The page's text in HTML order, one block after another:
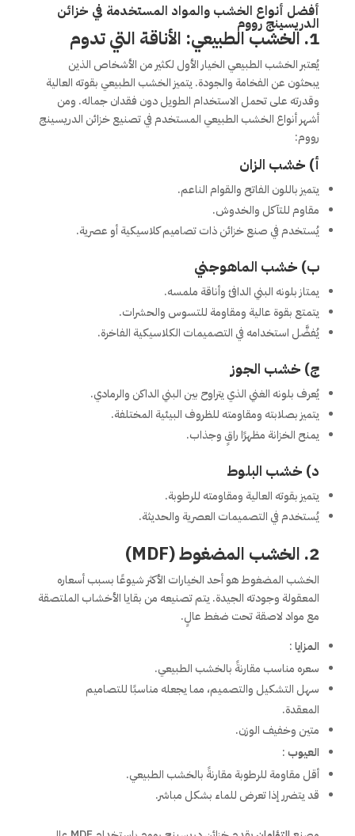
أفضل أنواع الخشب والمواد المستخدمة في خزائن
الدريسينج رووم
1. الخشب الطبيعي: الأناقة التي تدوم
يُعتبر الخشب الطبيعي الخيار الأول لكثير من الأشخاص الذين
يبحثون عن الفخامة والجودة. يتميز الخشب الطبيعي بقوته العالية
وقدرته على تحمل الاستخدام الطويل دون فقدان جماله. ومن
أشهر أنواع الخشب الطبيعي المستخدم في تصنيع خزائن الدريسينج
رووم:
أ) خشب الزان
يتميز باللون الفاتح والقوام الناعم.
مقاوم للتآكل والخدوش.
يُستخدم في صنع خزائن ذات تصاميم كلاسيكية أو عصرية.
ب) خشب الماهوجني
يمتاز بلونه البني الدافئ وأناقة ملمسه.
يتمتع بقوة عالية ومقاومة للتسوس والحشرات.
يُفضَّل استخدامه في التصميمات الكلاسيكية الفاخرة.
ج) خشب الجوز
يُعرف بلونه الغني الذي يتراوح بين البني الداكن والرمادي.
يتميز بصلابته ومقاومته للظروف البيئية المختلفة.
يمنح الخزانة مظهرًا راقٍ وجذاب.
د) خشب البلوط
يتميز بقوته العالية ومقاومته للرطوبة.
يُستخدم في التصميمات العصرية والحديثة.
2. الخشب المضغوط (MDF)
الخشب المضغوط هو أحد الخيارات الأكثر شيوعًا بسبب أسعاره
المعقولة وجودته الجيدة. يتم تصنيعه من بقايا الأخشاب الملتصقة
مع مواد لاصقة تحت ضغط عالٍ.
المزايا:
سعره مناسب مقارنةً بالخشب الطبيعي.
سهل التشكيل والتصميم، مما يجعله مناسبًا للتصاميم
المعقدة.
متين وخفيف الوزن.
العيوب:
أقل مقاومة للرطوبة مقارنةً بالخشب الطبيعي.
قد يتضرر إذا تعرض للماء بشكل مباشر.